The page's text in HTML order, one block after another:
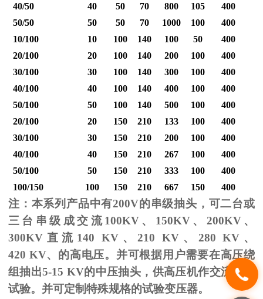
40/50
40 50 70 800 105 400
50/50
50 50 70 1000 100 400
10/100
10 100 140 100 50 400
20/100
20 100 140 200 100 400
30/100
30 100 140 300 100 400
40/100
40 100 140 400 100 400
50/100
50 100 140 500 100 400
20/100
20 150 210 133 100 400
30/100
30 150 210 200 100 400
40/100
40 150 210 267 100 400
50/100
50 150 210 333 100 400
100/150
100 150 210 667 150 400
注：本系列产品中有200V的串级抽头，可二台或
三台串级成交流100KV、 150KV、 200KV、
300KV 直流 140 KV、210 KV 、 280 KV 、
420 KV、的高电压。并可根据用户需要在高压绕
组抽出5-15 KV的中压抽头，供高压机作交流耐压
试验。并可定制特殊规格的试验变压器。